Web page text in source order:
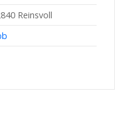
Reinsvoll